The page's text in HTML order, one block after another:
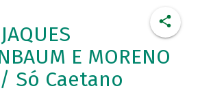
E MORENO
/ Só Caetano